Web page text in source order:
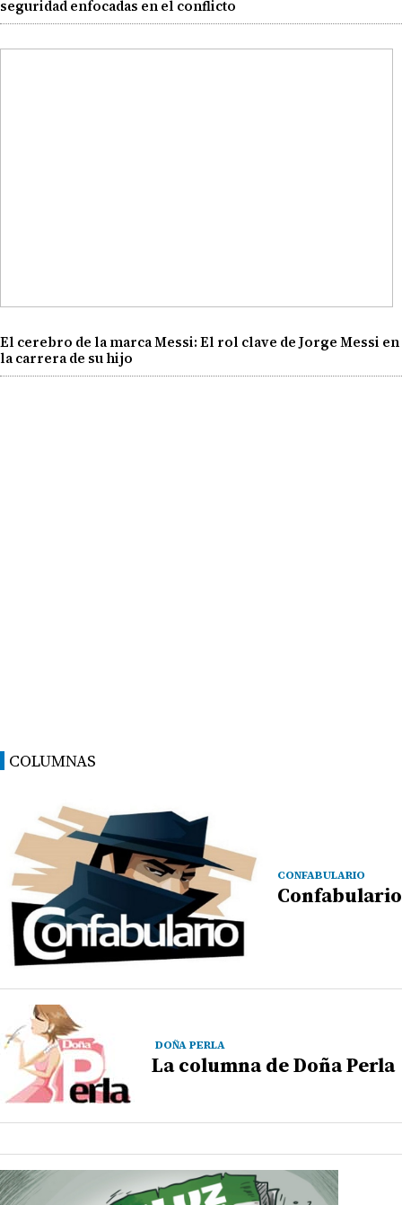
seguridad enfocadas en el conflicto
El cerebro de la marca Messi: El rol clave de Jorge Messi en
la carrera de su hijo
COLUMNAS
CONFABULARIO
Confabulario
DOÑA PERLA
La columna de Doña Perla